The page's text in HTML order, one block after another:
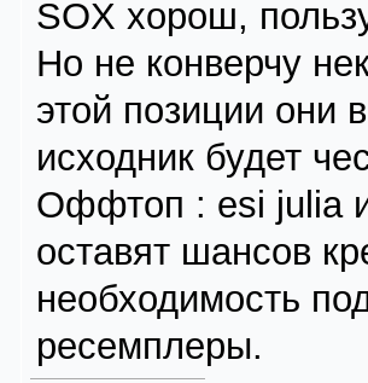
SOX хорош,
Но не конверчу
этой позиции они
исходник будет
Оффтоп : esi julia
оставят шансов
необходимость
ресемплеры.